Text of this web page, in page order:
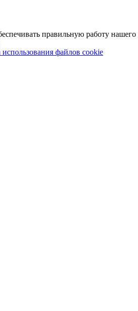
правильную работу нашего
файлов cookie